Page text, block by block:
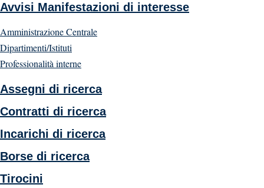
Avvisi Manifestazioni di interesse
Amministrazione Centrale
Dipartimenti/Istituti
Professionalità interne
Assegni di ricerca
Contratti di ricerca
Incarichi di ricerca
Borse di ricerca
Tirocini